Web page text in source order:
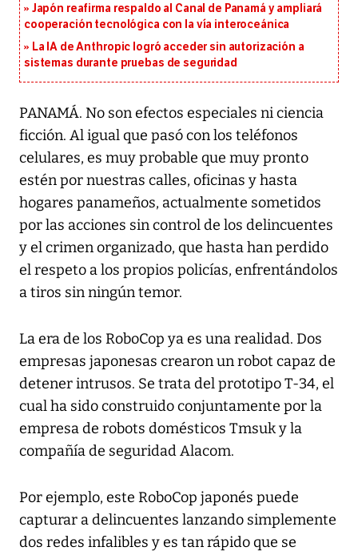
Japón reafirma respaldo al Canal de Panamá y ampliará
cooperación tecnológica con la vía interoceánica
La IA de Anthropic logró acceder sin autorización a
sistemas durante pruebas de seguridad
PANAMÁ. No son efectos especiales ni ciencia
ficción. Al igual que pasó con los teléfonos
celulares, es muy probable que muy pronto
estén por nuestras calles, oficinas y hasta
hogares panameños, actualmente sometidos
por las acciones sin control de los delincuentes
y el crimen organizado, que hasta han perdido
el respeto a los propios policías, enfrentándolos
a tiros sin ningún temor.
La era de los RoboCop ya es una realidad. Dos
empresas japonesas crearon un robot capaz de
detener intrusos. Se trata del prototipo T-34, el
cual ha sido construido conjuntamente por la
empresa de robots domésticos Tmsuk y la
compañía de seguridad Alacom.
Por ejemplo, este RoboCop japonés puede
capturar a delincuentes lanzando simplemente
dos redes infalibles y es tan rápido que se